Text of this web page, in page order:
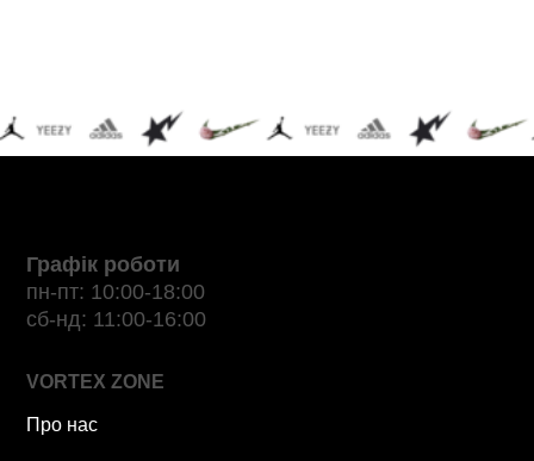
Графік роботи
пн-пт: 10:00-18:00
сб-нд: 11:00-16:00
VORTEX ZONE
Про нас